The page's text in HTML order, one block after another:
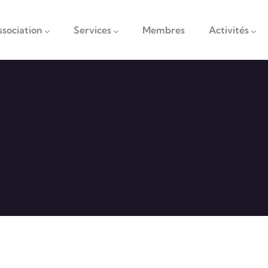
Services Membres Activités